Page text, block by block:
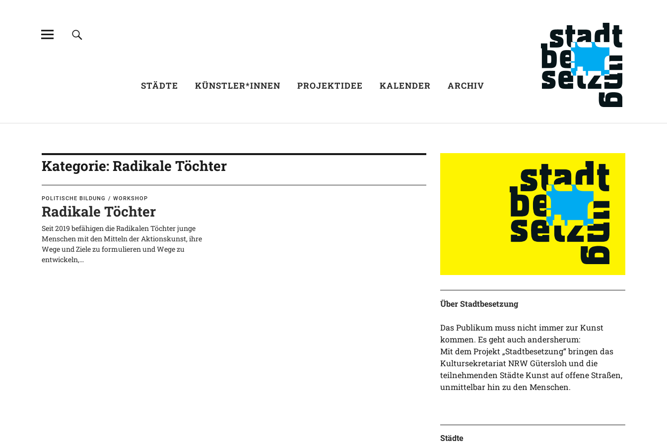
STÄDTE KÜNSTLER*INNEN PROJEKTIDEE KALENDER ARCHIV
Kategorie:Radikale Töchter
POLITISCHE BILDUNG WORKSHOP
Radikale Töchter
Seit 2019 befähigen die Radikalen Töchter junge
Menschen mit den Mitteln der Aktionskunst, ihre
Wege und Ziele zu formulieren und Wege zu
entwickeln,…
Über Stadtbesetzung
Das Publikum muss nicht immer zur Kunst
kommen. Es geht auch andersherum:
Mit dem Projekt „Stadtbesetzung“ bringen das
Kultursekretariat NRW Gütersloh und die
teilnehmenden Städte Kunst auf offene Straßen,
unmittelbar hin zu den Menschen.
Städte